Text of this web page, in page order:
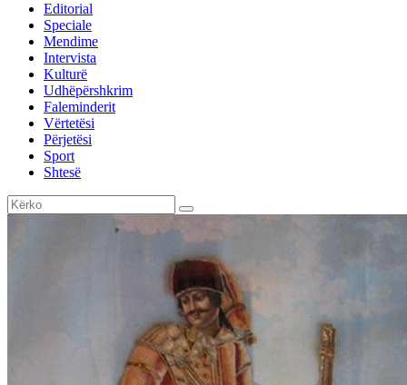
Editorial
Speciale
Mendime
Intervista
Kulturë
Udhëpërshkrim
Faleminderit
Vërtetësi
Përjetësi
Sport
Shtesë